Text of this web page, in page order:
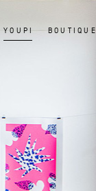
YOUPI BOUTIQUE